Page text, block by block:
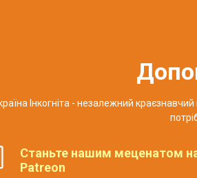
Інкогніта - незалежний
Станьте нашим меценатом
Patreon